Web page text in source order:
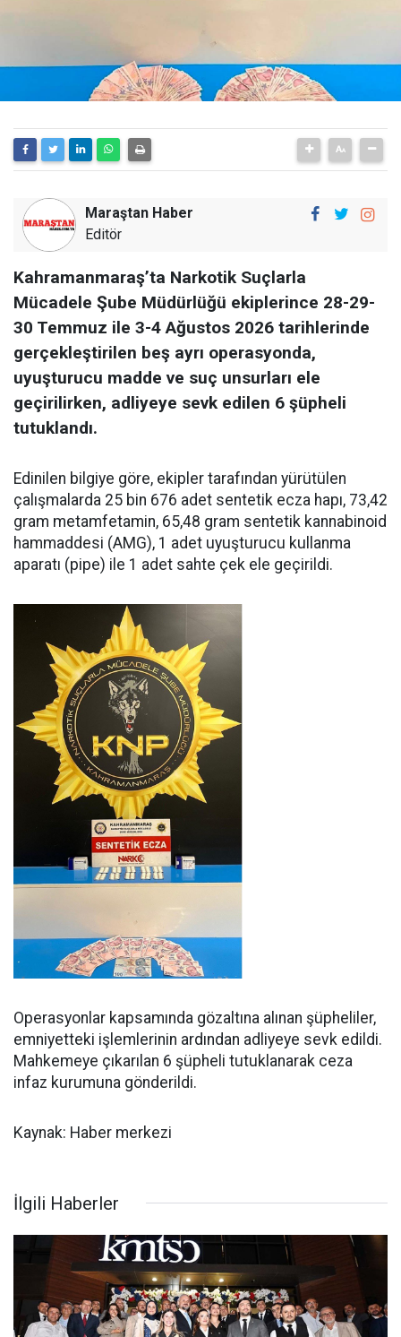
Maraştan Haber
Editör
Kahramanmaraş’ta Narkotik Suçlarla
Mücadele Şube Müdürlüğü ekiplerince 28-29-
30 Temmuz ile 3-4 Ağustos 2026 tarihlerinde
gerçekleştirilen beş ayrı operasyonda,
uyuşturucu madde ve suç unsurları ele
geçirilirken, adliyeye sevk edilen 6 şüpheli
tutuklandı.
Edinilen bilgiye göre, ekipler tarafından yürütülen
çalışmalarda 25 bin 676 adet sentetik ecza hapı, 73,42
gram metamfetamin, 65,48 gram sentetik kannabinoid
hammaddesi (AMG), 1 adet uyuşturucu kullanma
aparatı (pipe) ile 1 adet sahte çek ele geçirildi.
Operasyonlar kapsamında gözaltına alınan şüpheliler,
emniyetteki işlemlerinin ardından adliyeye sevk edildi.
Mahkemeye çıkarılan 6 şüpheli tutuklanarak ceza
infaz kurumuna gönderildi.
Kaynak: Haber merkezi
İlgili Haberler